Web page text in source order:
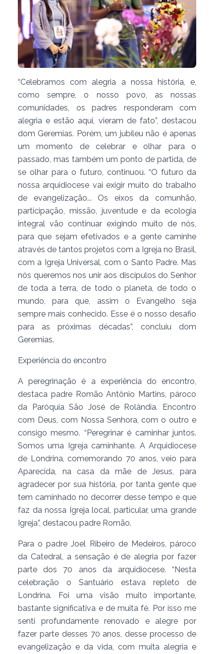
“Celebramos com alegria a nossa história, e,
como sempre, o nosso povo, as nossas
comunidades, os padres responderam com
alegria e estão aqui, vieram de fato”, destacou
dom Geremias. Porém, um jubileu não é apenas
um momento de celebrar e olhar para o
passado, mas também um ponto de partida, de
se olhar para o futuro, continuou. “O futuro da
nossa arquidiocese vai exigir muito do trabalho
de evangelização... Os eixos da comunhão,
participação, missão, juventude e da ecologia
integral vão continuar exigindo muito de nós,
para que sejam efetivados e a gente caminhe
através de tantos projetos com a Igreja no Brasil,
com a Igreja Universal, com o Santo Padre. Mas
nós queremos nos unir aos discípulos do Senhor
de toda a terra, de todo o planeta, de todo o
mundo, para que, assim o Evangelho seja
sempre mais conhecido. Esse é o nosso desafio
para as próximas décadas”, concluiu dom
Geremias.
Experiência do encontro
A peregrinação é a experiência do encontro,
destaca padre Romão Antônio Martins, pároco
da Paróquia São José de Rolândia. Encontro
com Deus, com Nossa Senhora, com o outro e
consigo mesmo. “Peregrinar é caminhar juntos.
Somos uma Igreja caminhante. A Arquidiocese
de Londrina, comemorando 70 anos, veio para
Aparecida, na casa da mãe de Jesus, para
agradecer por sua história, por tanta gente que
tem caminhado no decorrer desse tempo e que
faz da nossa Igreja local, particular, uma grande
Igreja”, destacou padre Romão.
Para o padre Joel Ribeiro de Medeiros, pároco
da Catedral, a sensação é de alegria por fazer
parte dos 70 anos da arquidiocese. “Nesta
celebração o Santuário estava repleto de
Londrina. Foi uma visão muito importante,
bastante significativa e de muita fé. Por isso me
senti profundamente renovado e alegre por
fazer parte desses 70 anos, desse processo de
evangelização e da vida, com muita alegria e